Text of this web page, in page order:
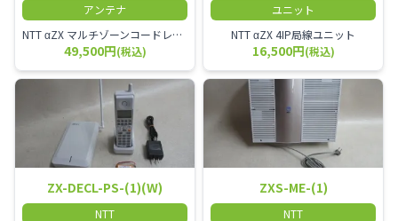
アンテナ
NTT αZX マルチゾーンコードレススター増設アンテナ
49,500円(税込)
ユニット
NTT αZX 4IP局線ユニット
16,500円(税込)
ZX-DECL-PS-(1)(W)
NTT
ZXS-ME-(1)
NTT